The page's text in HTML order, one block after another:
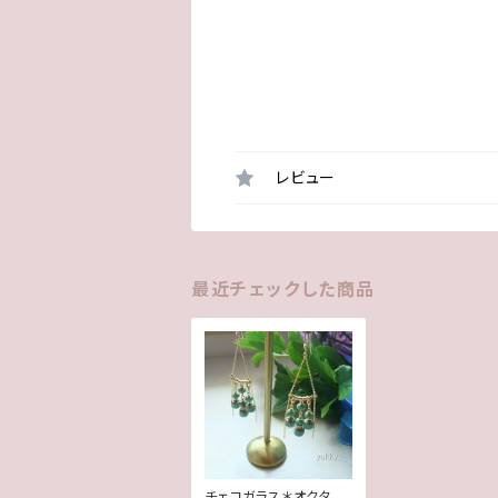
レビュー
最近チェックした商品